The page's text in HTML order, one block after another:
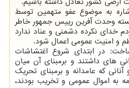
به موضوع عفو متهمین توسط
وحدت آفرین رییس جمهور خاطر
خدای نکرده دشمنی و عناد ندارد
و امنیت عمومی اعمال شود.
در ابتدای شروع اغتشاشات
های داشتند و برمبنای آن میان
که عامدانه و برمبنای تحریک
به اموال عمومی و تخریب بودند،